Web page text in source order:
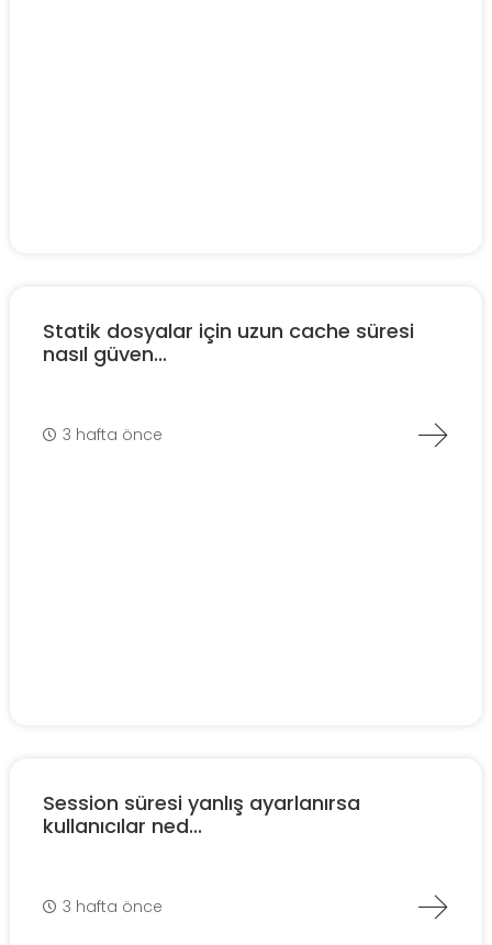
Statik dosyalar için uzun cache süresi
nasıl güven...
3 hafta önce
Session süresi yanlış ayarlanırsa
kullanıcılar ned...
3 hafta önce